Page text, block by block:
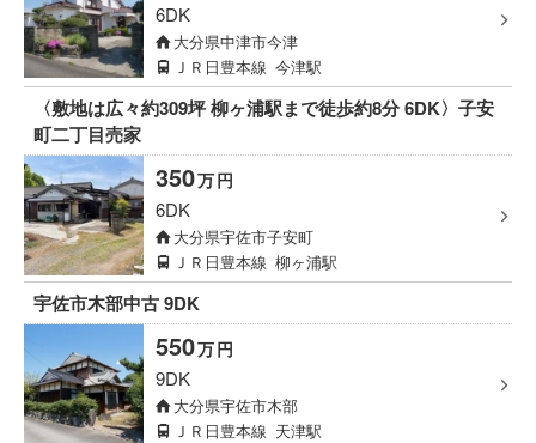
6DK
大分県中津市今津
ＪＲ日豊本線 今津駅
〈敷地は広々約309坪 柳ヶ浦駅まで徒歩約8分 6DK〉子安
町二丁目売家
350万円
6DK
大分県宇佐市子安町
ＪＲ日豊本線 柳ヶ浦駅
宇佐市木部中古 9DK
550万円
9DK
大分県宇佐市木部
ＪＲ日豊本線 天津駅